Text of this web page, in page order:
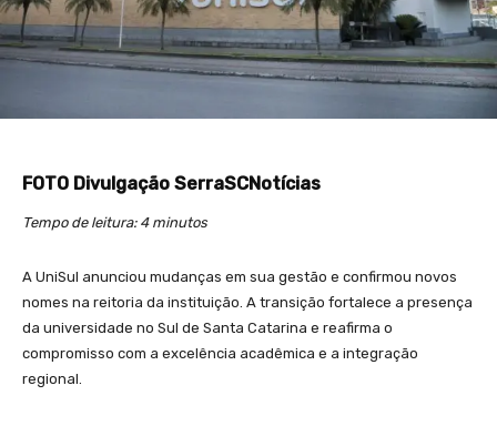
FOTO Divulgação SerraSCNotícias
Tempo de leitura: 4 minutos
A UniSul anunciou mudanças em sua gestão e confirmou novos
nomes na reitoria da instituição. A transição fortalece a presença
da universidade no Sul de Santa Catarina e reafirma o
compromisso com a excelência acadêmica e a integração
regional.